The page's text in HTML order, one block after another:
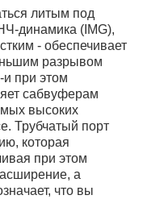
литым под
динамика (IMG),
- обеспечивает
разрывом
и при этом
сабвуферам
высоких
Трубчатый порт
которая
при этом
а
что вы